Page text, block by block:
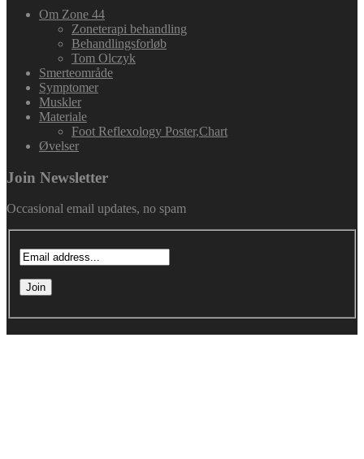
Om Zone 44
Zoneterapi behandling
Behandlingsforløb
Tom Olczyk
Smerteområde
Symptomer
Muskler
Materiale
Foot Reflexology Poster,Chart
Øvelser
Join Newsletter
Occasional email updates, no spam